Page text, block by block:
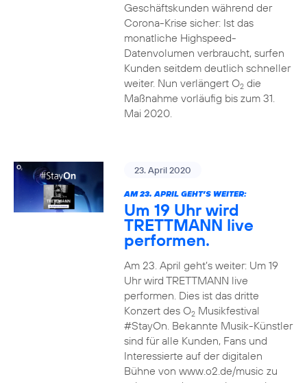
Geschäftskunden während der
Corona-Krise sicher: Ist das
monatliche Highspeed-
Datenvolumen verbraucht, surfen
Kunden seitdem deutlich schneller
weiter. Nun verlängert O2die
Maßnahme vorläufig bis zum 31.
Mai 2020.
23. April 2020
AM 23. APRIL GEHT’S WEITER:
Um 19 Uhr wird
TRETTMANN live
performen.
Am 23. April geht’s weiter: Um 19
Uhr wird TRETTMANN live
performen. Dies ist das dritte
Konzert des O2Musikfestival
#StayOn. Bekannte Musik-Künstler
sind für alle Kunden, Fans und
Interessierte auf der digitalen
Bühne von www.o2.de/music zu